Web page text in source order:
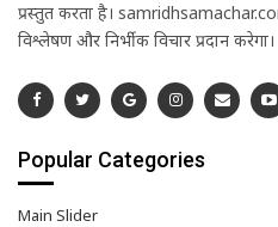
प्रस्तुत करता है।
विश्लेषण और निर्भीक विचार प्रदान करेगा।
Popular Categories
Main Slider